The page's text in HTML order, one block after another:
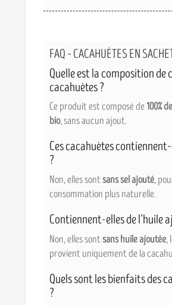
FAQ – CACAHUÈTES EN
Quelle est la composition de
cacahuètes ?
Ce produit est composé de100%
bio, sans aucun ajout.
Ces cacahuètes
?
Non, elles sontsans sel ajouté,
consommation plus naturelle.
Contiennent-elles de l’huile
Non, elles sontsans huile ajoutée,
provient uniquement de la
Quels sont les bienfaits des
?